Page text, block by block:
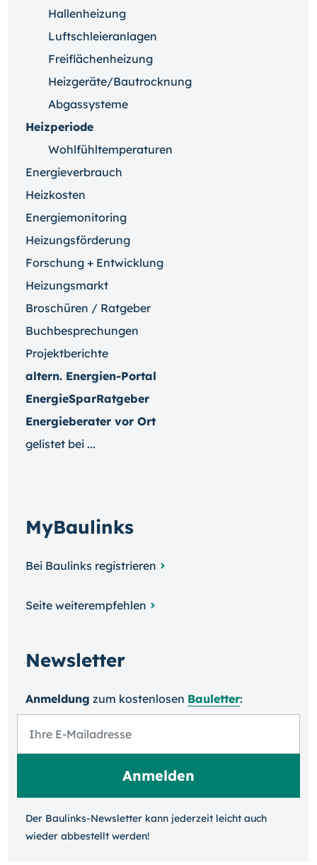
Hallenheizung
Luftschleieranlagen
Freiflächenheizung
Heizgeräte/Bautrocknung
Abgassysteme
Heizperiode
Wohlfühltemperaturen
Energieverbrauch
Heizkosten
Energiemonitoring
Heizungsförderung
Forschung + Entwicklung
Heizungsmarkt
Broschüren / Ratgeber
Buchbesprechungen
Projektberichte
altern. Energien-Portal
EnergieSparRatgeber
Energieberater vor Ort
gelistet bei ...
MyBaulinks
Bei Baulinks registrieren
Seite weiterempfehlen
Newsletter
Anmeldung zum kosten­losen Bauletter:
Der Baulinks-Newsletter kann jeder­zeit leicht auch
wieder ab­bestellt werden!